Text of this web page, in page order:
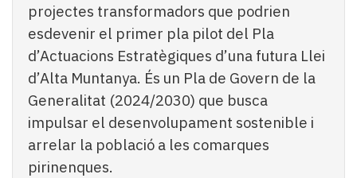
projectes transformadors que podrien
esdevenir el primer pla pilot del Pla
d’Actuacions Estratègiques d’una futura Llei
d’Alta Muntanya. És un Pla de Govern de la
Generalitat (2024/2030) que busca
impulsar el desenvolupament sostenible i
arrelar la població a les comarques
pirinenques.